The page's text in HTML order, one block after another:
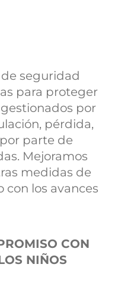
seguridad
para proteger
por
pérdida,
parte de
Mejoramos
medidas de
los avances
CON
NIÑOS